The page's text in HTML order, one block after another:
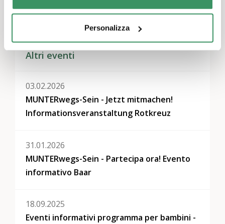
Personalizza
Svizzera nord-occidentale, Svizzera centrale
Altri eventi
03.02.2026
MUNTERwegs-Sein - Jetzt mitmachen!
Informationsveranstaltung Rotkreuz
31.01.2026
MUNTERwegs-Sein - Partecipa ora! Evento
informativo Baar
18.09.2025
Eventi informativi programma per bambini -